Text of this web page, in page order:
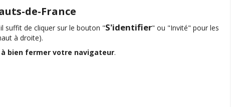
de-France
suffit de cliquer sur le bouton "S'identifier" ou "Invité" pour les
à droite).
à bien fermer votre navigateur.